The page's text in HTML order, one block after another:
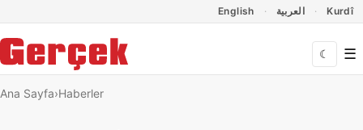
English العربية Kurdî
☾ ☰
Ana Sayfa Haberler